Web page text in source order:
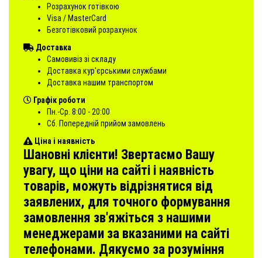
Розрахунок готівкою
Visa / MasterCard
Безготівковий розрахунок
Доставка
Самовивіз зі складу
Доставка кур'єрськими службами
Доставка нашим транспортом
Графік роботи
Пн.-Ср. 8:00 - 20:00
Сб. Попередній прийом замовлень
Ціна і наявність
Шановні клієнти! Звертаємо Вашу
увагу, що ціни на сайті і наявність
товарів, можуть відрізнятися від
заявлених, для точного формування
замовлення зв'яжіться з нашими
менеджерами за вказаними на сайті
телефонами. Дякуємо за розуміння